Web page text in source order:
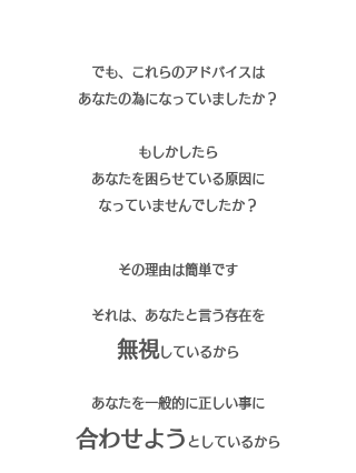
でも、これらのアドバイスは
あなたの為になっていましたか？
もしかしたら
あなたを困らせている原因に
なっていませんでしたか？
その理由は簡単です
それは、あなたと言う存在を
無視しているから
あなたを一般的に正しい事に
合わせよう としているから